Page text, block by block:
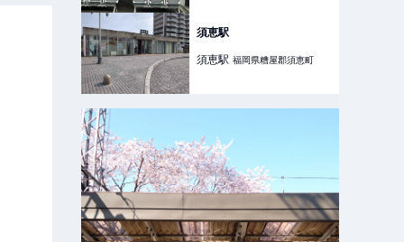
須恵駅
須恵駅 福岡県糟屋郡須恵町